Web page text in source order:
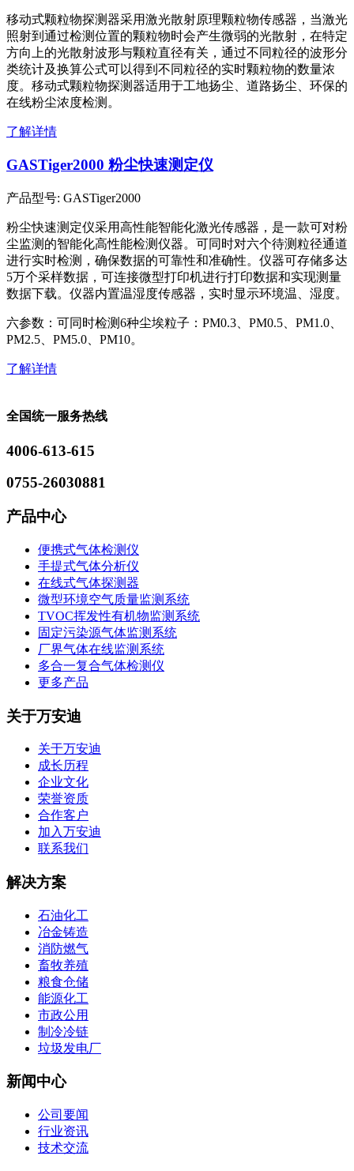
移动式颗粒物探测器采用激光散射原理颗粒物传感器，当激光
照射到通过检测位置的颗粒物时会产生微弱的光散射，在特定
方向上的光散射波形与颗粒直径有关，通过不同粒径的波形分
类统计及换算公式可以得到不同粒径的实时颗粒物的数量浓
度。移动式颗粒物探测器适用于工地扬尘、道路扬尘、环保的
在线粉尘浓度检测。
了解详情
GASTiger2000 粉尘快速测定仪
产品型号: GASTiger2000
粉尘快速测定仪采用高性能智能化激光传感器，是一款可对粉
尘监测的智能化高性能检测仪器。可同时对六个待测粒径通道
进行实时检测，确保数据的可靠性和准确性。仪器可存储多达
5万个采样数据，可连接微型打印机进行打印数据和实现测量
数据下载。仪器内置温湿度传感器，实时显示环境温、湿度。
六参数：可同时检测6种尘埃粒子：PM0.3、PM0.5、PM1.0、
PM2.5、PM5.0、PM10。
了解详情
全国统一服务热线
4006-613-615
0755-26030881
产品中心
便携式气体检测仪
手提式气体分析仪
在线式气体探测器
微型环境空气质量监测系统
TVOC挥发性有机物监测系统
固定污染源气体监测系统
厂界气体在线监测系统
多合一复合气体检测仪
更多产品
关于万安迪
关于万安迪
成长历程
企业文化
荣誉资质
合作客户
加入万安迪
联系我们
解决方案
石油化工
冶金铸造
消防燃气
畜牧养殖
粮食仓储
能源化工
市政公用
制冷冷链
垃圾发电厂
新闻中心
公司要闻
行业资讯
技术交流